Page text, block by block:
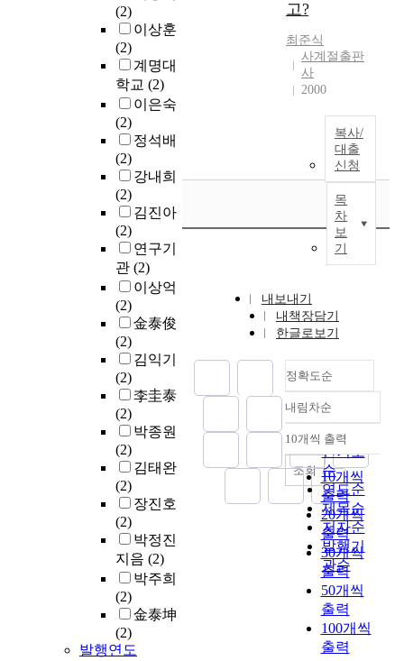
(2)
이상훈
(2)
계명대
학교 (2)
이은숙
(2)
정석배
(2)
강내희
(2)
김진아
(2)
연구기
관 (2)
이상억
(2)
金泰俊
(2)
김익기
(2)
李圭泰
(2)
박종원
(2)
김태완
(2)
장진호
(2)
박정진
지음 (2)
박주희
(2)
金泰坤
(2)
발행연도
고?
최준식
사계절출판
사
2000
복사/
대출
신청
목
차
보
기
내보내기
내책장담기
한글로보기
정확도순
정확도
순
인기도
순
연도순
제목순
저자순
발행기
관순
내림차순
내림차순
10개씩 출력
10개씩
출력
20개씩
출력
30개씩
출력
50개씩
출력
100개씩
출력
조회